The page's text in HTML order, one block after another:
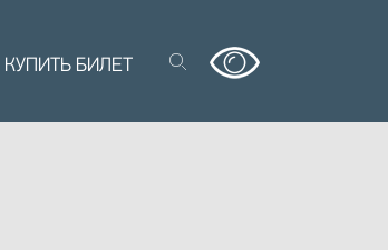
КУПИТЬ БИЛЕТ